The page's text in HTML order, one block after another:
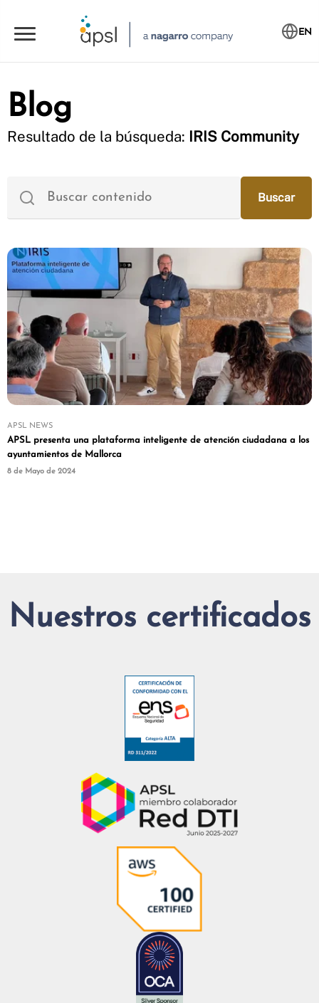
EN
Blog
Resultado de la búsqueda: IRIS Community
APSL NEWS
APSL presenta una plataforma inteligente de atención ciudadana a los
ayuntamientos de Mallorca
8 de Mayo de 2024
Nuestros certificados